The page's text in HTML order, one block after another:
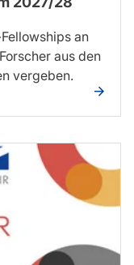
an
aus den
vergeben.